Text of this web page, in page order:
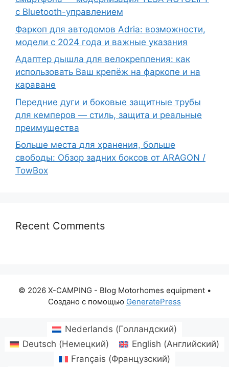
с Bluetooth-управлением
Фаркоп для автодомов Adria: возможности,
модели с 2024 года и важные указания
Адаптер дышла для велокрепления: как
использовать Ваш крепёж на фаркопе и на
караване
Передние дуги и боковые защитные трубы
для кемперов — стиль, защита и реальные
преимущества
Больше места для хранения, больше
свободы: Обзор задних боксов от ARAGON /
TowBox
Recent Comments
© 2026 X-CAMPING - Blog Motorhomes equipment•
Создано с помощью GeneratePress
Nederlands (Голландский)
Deutsch (Немецкий) English (Английский)
Français (Французский)